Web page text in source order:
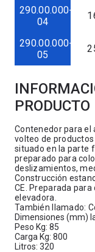
290.00.000-
04
290.00.000-
05
PRODUCTO
Contenedor para el
volteo de
situado en la parte
preparado para
deslizamientos,
Construcción
CE. Preparada
elevadora.
También llamado:
Dimensiones (mm)
Peso Kg: 85
Carga Kg: 800
Litros: 320